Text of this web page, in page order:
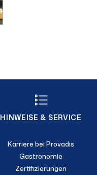
HINWEISE & SERVICE
Karriere bei Provadis
Gastronomie
Zertifizierungen